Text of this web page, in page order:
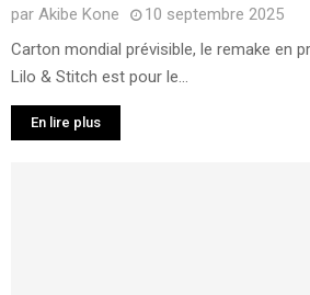
par Akibe Kone
10 septembre 2025
Carton mondial prévisible, le remake en
Lilo & Stitch est pour le...
En lire plus